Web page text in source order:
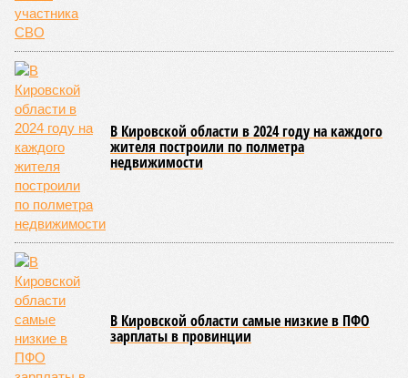
В Кировской области в 2024 году на каждого
жителя построили по полметра
недвижимости
В Кировской области самые низкие в ПФО
зарплаты в провинции